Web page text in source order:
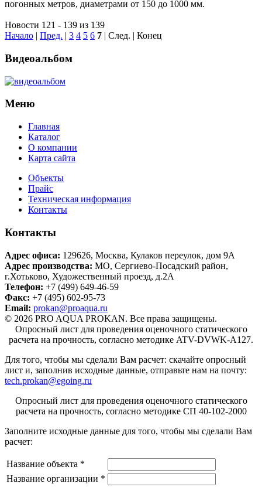
погонных метров, диаметрами от 150 до 1000 мм.
Новости 121 - 139 из 139
Начало | Пред. | 3 4 5 6 7 | След. | Конец
Видеоальбом
Меню
Главная
Каталог
О компании
Карта сайта
Объекты
Прайс
Техническая информация
Контакты
Контакты
Адрес офиса: 129626, Москва, Кулаков переулок, дом 9А
Адрес производства: МО, Сергиево-Посадский район,
г.Хотьково, Художественный проезд, д.2А
Телефон: +7 (499) 649-46-59
Факс: +7 (495) 602-95-73
Email: prokan@proaqua.ru
© 2026 PRO AQUA PROKAN. Все права защищены.
Опросный лист для проведения оценочного статического
расчета на прочность, согласно методике ATV-DVWK-A127.
Для того, чтобы мы сделали Вам расчет: скачайте опросный
лист и, заполнив исходные данные, отправьте нам на почту:
tech.prokan@egoing.ru
Опросный лист для проведения оценочного статического
расчета на прочность, согласно методике СП 40-102-2000
Заполните исходные данные для того, чтобы мы сделали Вам
расчет:
Название объекта *
Название организации *